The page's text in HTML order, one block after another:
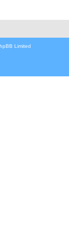
Limited